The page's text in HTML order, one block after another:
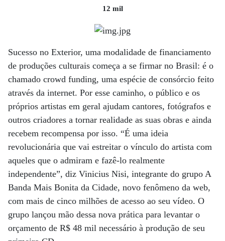
12 mil
Sucesso no Exterior, uma modalidade de financiamento
de produções culturais começa a se firmar no Brasil: é o
chamado crowd funding, uma espécie de consórcio feito
através da internet. Por esse caminho, o público e os
próprios artistas em geral ajudam cantores, fotógrafos e
outros criadores a tornar realidade as suas obras e ainda
recebem recompensa por isso. “É uma ideia
revolucionária que vai estreitar o vínculo do artista com
aqueles que o admiram e fazê-lo realmente
independente”, diz Vinicius Nisi, integrante do grupo A
Banda Mais Bonita da Cidade, novo fenômeno da web,
com mais de cinco milhões de acesso ao seu vídeo. O
grupo lançou mão dessa nova prática para levantar o
orçamento de R$ 48 mil necessário à produção de seu